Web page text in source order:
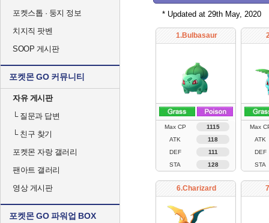
포켓스톱 · 둥지 정보
치지직 팟벤
SOOP 게시판
포켓몬 GO 커뮤니티
자유 게시판
└질문과 답변
└친구 찾기
포켓몬 자랑 갤러리
팬아트 갤러리
영상 게시판
포켓몬 GO 파워업 BOX
* Updated at 29th May, 2020
1.Bulbasaur
Max CP
1115
ATK
118
DEF
111
STA
128
Max
ATK
DEF
STA
6.Charizard